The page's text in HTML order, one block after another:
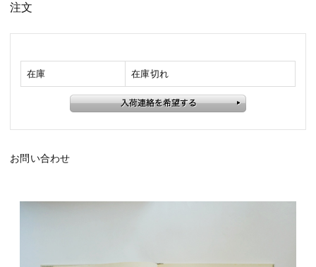
注文
在庫 在庫切れ
お問い合わせ